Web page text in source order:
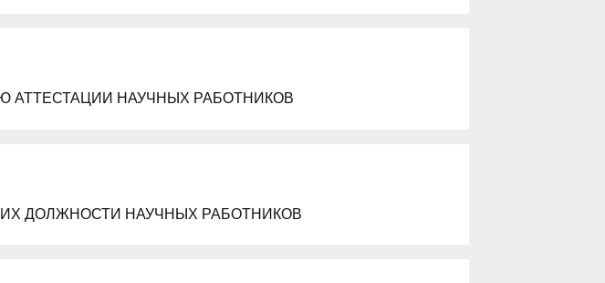
НАУЧНЫХ РАБОТНИКОВ
ДОЛЖНОСТИ НАУЧНЫХ РАБОТНИКОВ